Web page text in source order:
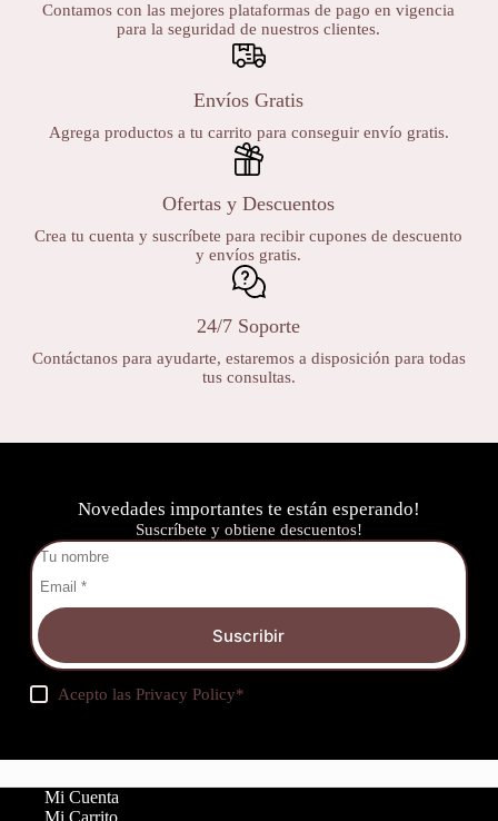
Contamos con las mejores plataformas de pago en vigencia
para la seguridad de nuestros clientes.
Envíos Gratis
Agrega productos a tu carrito para conseguir envío gratis.
Ofertas y Descuentos
Crea tu cuenta y suscríbete para recibir cupones de descuento
y envíos gratis.
24/7 Soporte
Contáctanos para ayudarte, estaremos a disposición para todas
tus consultas.
Novedades importantes te están esperando!
Suscríbete y obtiene descuentos!
Suscribir
Acepto lasPrivacy Policy*
Mi Cuenta